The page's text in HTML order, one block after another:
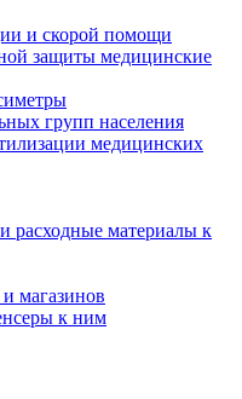
и скорой помощи
защиты медицинские
групп населения
медицинских
расходные материалы к
магазинов
к ним